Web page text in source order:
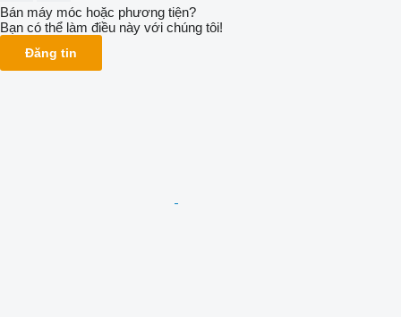
Bán máy móc hoặc phương tiện?
Bạn có thể làm điều này với chúng tôi!
Đăng tin